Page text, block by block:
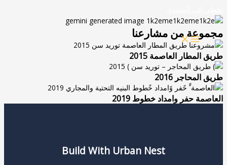
مجموعة من مشارعنا
طريق المطار العاصمة 2015
طريق المحاجر 2016
العاصمة حفر وامداد خطوط 2019
Build With Urban Nest